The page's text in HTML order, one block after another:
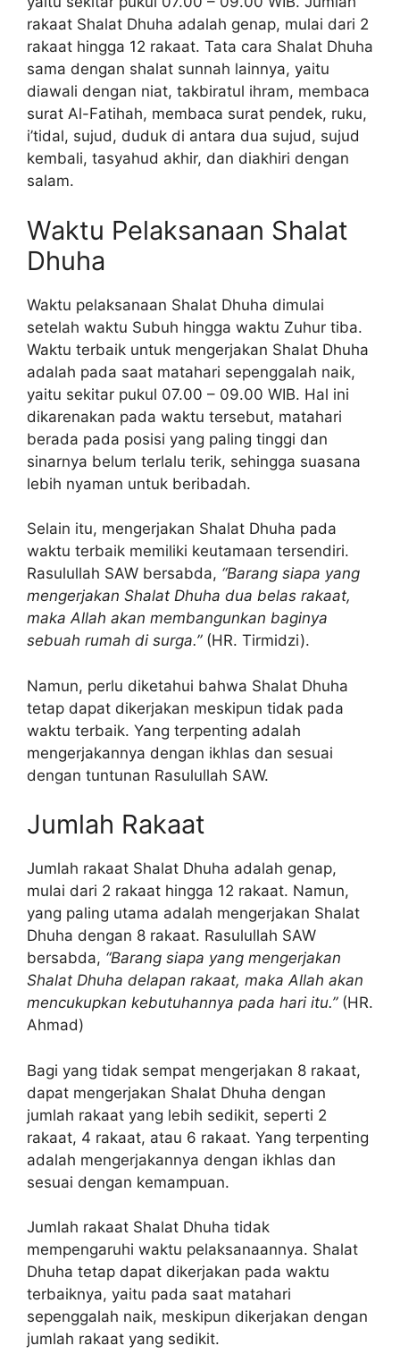
rakaat Shalat Dhuha adalah genap, mulai dari 2
rakaat hingga 12 rakaat. Tata cara Shalat Dhuha
sama dengan shalat sunnah lainnya, yaitu
diawali dengan niat, takbiratul ihram, membaca
surat Al-Fatihah, membaca surat pendek, ruku,
i’tidal, sujud, duduk di antara dua sujud, sujud
kembali, tasyahud akhir, dan diakhiri dengan
salam.
Waktu Pelaksanaan Shalat
Dhuha
Waktu pelaksanaan Shalat Dhuha dimulai
setelah waktu Subuh hingga waktu Zuhur tiba.
Waktu terbaik untuk mengerjakan Shalat Dhuha
adalah pada saat matahari sepenggalah naik,
yaitu sekitar pukul 07.00 – 09.00 WIB. Hal ini
dikarenakan pada waktu tersebut, matahari
berada pada posisi yang paling tinggi dan
sinarnya belum terlalu terik, sehingga suasana
lebih nyaman untuk beribadah.
Selain itu, mengerjakan Shalat Dhuha pada
waktu terbaik memiliki keutamaan tersendiri.
Rasulullah SAW bersabda, “Barang siapa yang
mengerjakan Shalat Dhuha dua belas rakaat,
maka Allah akan membangunkan baginya
sebuah rumah di surga.”(HR. Tirmidzi).
Namun, perlu diketahui bahwa Shalat Dhuha
tetap dapat dikerjakan meskipun tidak pada
waktu terbaik. Yang terpenting adalah
mengerjakannya dengan ikhlas dan sesuai
dengan tuntunan Rasulullah SAW.
Jumlah Rakaat
Jumlah rakaat Shalat Dhuha adalah genap,
mulai dari 2 rakaat hingga 12 rakaat. Namun,
yang paling utama adalah mengerjakan Shalat
Dhuha dengan 8 rakaat. Rasulullah SAW
bersabda, “Barang siapa yang mengerjakan
Shalat Dhuha delapan rakaat, maka Allah akan
mencukupkan kebutuhannya pada hari itu.”(HR.
Ahmad)
Bagi yang tidak sempat mengerjakan 8 rakaat,
dapat mengerjakan Shalat Dhuha dengan
jumlah rakaat yang lebih sedikit, seperti 2
rakaat, 4 rakaat, atau 6 rakaat. Yang terpenting
adalah mengerjakannya dengan ikhlas dan
sesuai dengan kemampuan.
Jumlah rakaat Shalat Dhuha tidak
mempengaruhi waktu pelaksanaannya. Shalat
Dhuha tetap dapat dikerjakan pada waktu
terbaiknya, yaitu pada saat matahari
sepenggalah naik, meskipun dikerjakan dengan
jumlah rakaat yang sedikit.